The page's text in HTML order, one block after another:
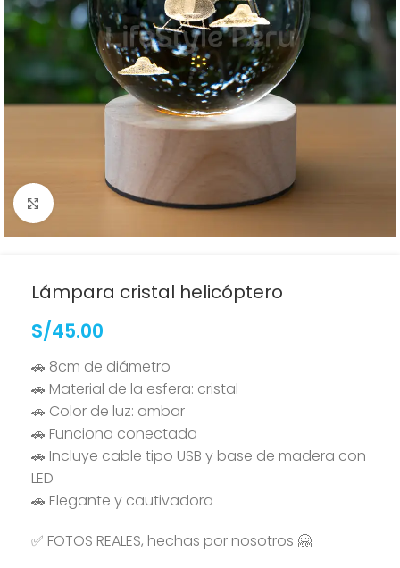
Clic para ampliar
Lámpara cristal helicóptero
S/45.00
🚗 8cm de diámetro
🚗 Material de la esfera: cristal
🚗 Color de luz: ambar
🚗 Funciona conectada
🚗 Incluye cable tipo USB y base de madera con
LED
🚗 Elegante y cautivadora
✅ FOTOS REALES, hechas por nosotros 🤗